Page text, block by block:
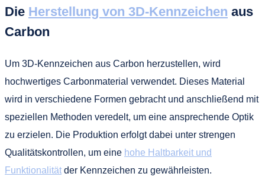
Die Herstellung von 3D-Kennzeichen aus
Carbon
Um 3D-Kennzeichen aus Carbon herzustellen, wird
hochwertiges Carbonmaterial verwendet. Dieses Material
wird in verschiedene Formen gebracht und anschließend mit
speziellen Methoden veredelt, um eine ansprechende Optik
zu erzielen. Die Produktion erfolgt dabei unter strengen
Qualitätskontrollen, um eine hohe Haltbarkeit und
Funktionalität der Kennzeichen zu gewährleisten.